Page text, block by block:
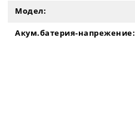
Модел:
Акум.батерия-напрежение: